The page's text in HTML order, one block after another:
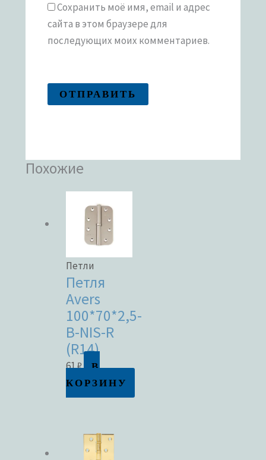
Сохранить моё имя, email и адрес
сайта в этом браузере для
последующих моих комментариев.
Похожие
Петли
Петля
Avers
100*70*2,5-
B-NIS-R
(R14)
61₽
В
КОРЗИНУ